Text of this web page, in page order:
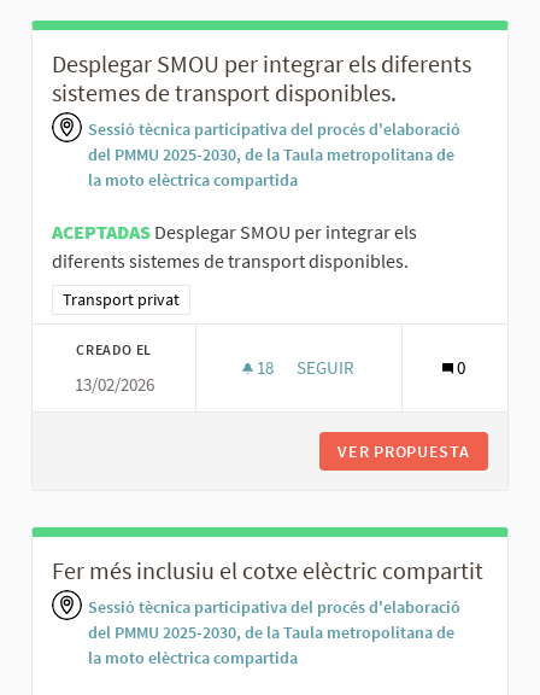
Desplegar SMOU per integrar els diferents
sistemes de transport disponibles.
Sessió tècnica participativa del procés d'elaboració
del PMMU 2025-2030, de la Taula metropolitana de
la moto elèctrica compartida
ACEPTADAS Desplegar SMOU per integrar els
diferents sistemes de transport disponibles.
Resultados al filtrar por la categoría: Transport privat
Transport privat
CREADO EL
13/02/2026
18 18 SEGUIDORAS
SEGUIR 0
VER PROPUESTA
Fer més inclusiu el cotxe elèctric compartit
Sessió tècnica participativa del procés d'elaboració
del PMMU 2025-2030, de la Taula metropolitana de
la moto elèctrica compartida